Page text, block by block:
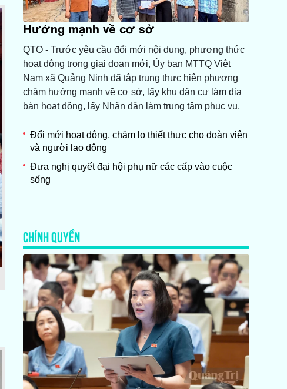
Hướng mạnh về cơ sở
QTO - Trước yêu cầu đổi mới nội dung, phương thức
hoạt động trong giai đoạn mới, Ủy ban MTTQ Việt
Nam xã Quảng Ninh đã tập trung thực hiện phương
châm hướng mạnh về cơ sở, lấy khu dân cư làm địa
bàn hoạt động, lấy Nhân dân làm trung tâm phục vụ.
Đổi mới hoạt động, chăm lo thiết thực cho đoàn viên
và người lao động
Đưa nghị quyết đại hội phụ nữ các cấp vào cuộc
sống
CHÍNH QUYỀN